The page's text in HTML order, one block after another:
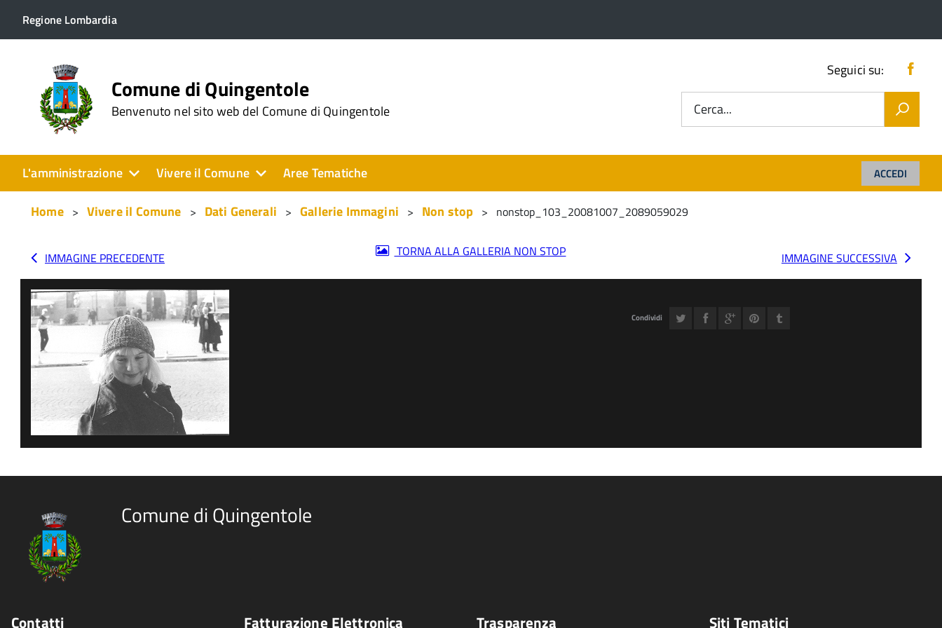
Regione Lombardia
Comune di Quingentole
Benvenuto nel sito web del Comune di Quingentole
Seguici su:
Cerca...
L'amministrazione Vivere il Comune ACCEDI
Aree Tematiche
Home Vivere il Comune Dati Generali Gallerie Immagini Non stop nonstop_103_20081007_2089059029
IMMAGINE PRECEDENTE TORNA ALLA GALLERIA NON STOP IMMAGINE SUCCESSIVA
Condividi
Comune di Quingentole
Contatti Fatturazione Elettronica Trasparenza Siti Tematici